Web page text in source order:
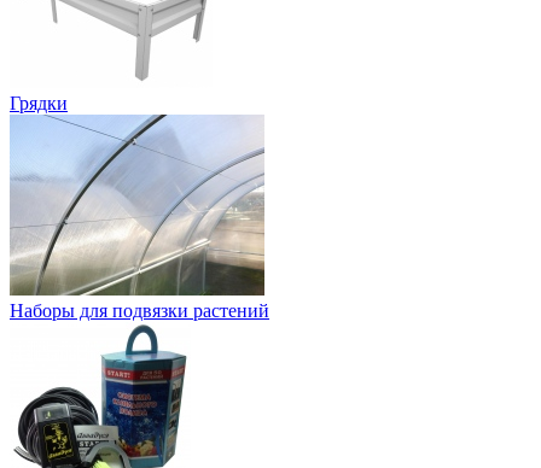
Грядки
Наборы для подвязки растений